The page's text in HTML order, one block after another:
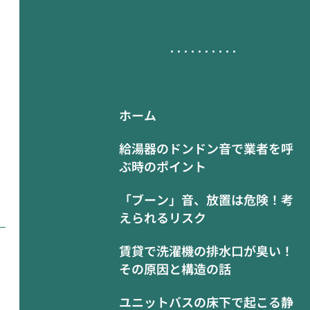
ホーム
給湯器のドンドン音で業者を呼
ぶ時のポイント
「ブーン」音、放置は危険！考
えられるリスク
賃貸で洗濯機の排水口が臭い！
その原因と構造の話
ユニットバスの床下で起こる静